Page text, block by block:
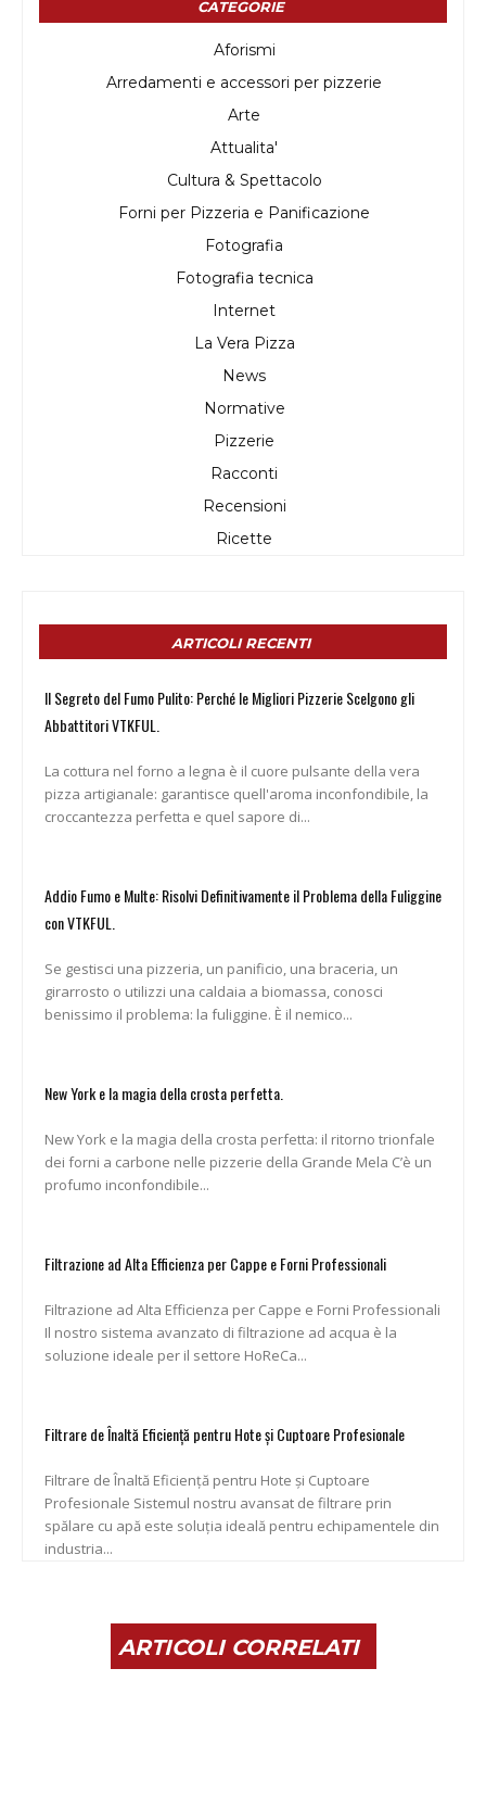
CATEGORIE
Aforismi
Arredamenti e accessori per pizzerie
Arte
Attualita'
Cultura & Spettacolo
Forni per Pizzeria e Panificazione
Fotografia
Fotografia tecnica
Internet
La Vera Pizza
News
Normative
Pizzerie
Racconti
Recensioni
Ricette
ARTICOLI RECENTI
Il Segreto del Fumo Pulito: Perché le Migliori Pizzerie Scelgono gli
Abbattitori VTKFUL.
La cottura nel forno a legna è il cuore pulsante della vera
pizza artigianale: garantisce quell'aroma inconfondibile, la
croccantezza perfetta e quel sapore di...
Addio Fumo e Multe: Risolvi Definitivamente il Problema della Fuliggine
con VTKFUL.
Se gestisci una pizzeria, un panificio, una braceria, un
girarrosto o utilizzi una caldaia a biomassa, conosci
benissimo il problema: la fuliggine. È il nemico...
New York e la magia della crosta perfetta.
New York e la magia della crosta perfetta: il ritorno trionfale
dei forni a carbone nelle pizzerie della Grande Mela C’è un
profumo inconfondibile...
Filtrazione ad Alta Efficienza per Cappe e Forni Professionali
Filtrazione ad Alta Efficienza per Cappe e Forni Professionali
Il nostro sistema avanzato di filtrazione ad acqua è la
soluzione ideale per il settore HoReCa...
Filtrare de Înaltă Eficiență pentru Hote și Cuptoare Profesionale
Filtrare de Înaltă Eficiență pentru Hote și Cuptoare
Profesionale Sistemul nostru avansat de filtrare prin
spălare cu apă este soluția ideală pentru echipamentele din
industria...
ARTICOLI CORRELATI